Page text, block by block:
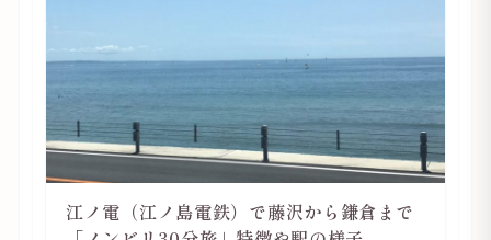
江ノ電（江ノ島電鉄）で藤沢から鎌倉まで